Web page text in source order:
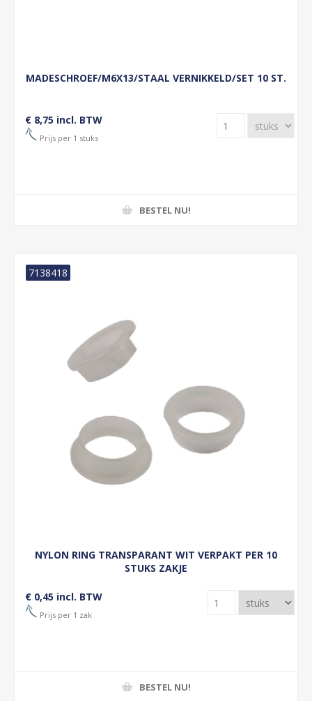
MADESCHROEF/M6X13/STAAL VERNIKKELD/SET 10 ST.
€ 8,75 incl. BTW
Prijs per 1 stuks
BESTEL NU!
NYLON RING TRANSPARANT WIT VERPAKT PER 10
STUKS ZAKJE
7138418
€ 0,45 incl. BTW
Prijs per 1 zak
BESTEL NU!